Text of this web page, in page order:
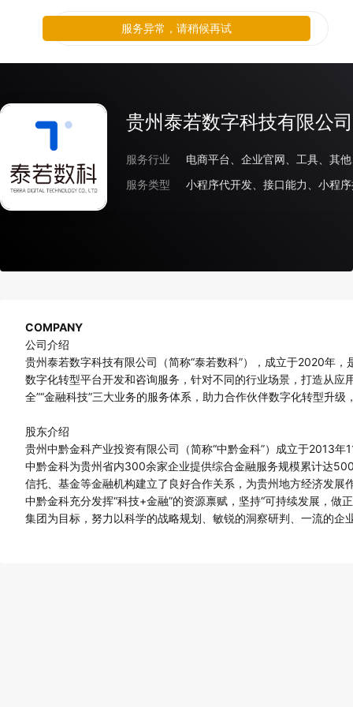
贵州泰若数字科技有限公司
服务行业
电商平台、企业官网、工具、其
服务类型
小程序代开发、接口能力、小程
COMPANY
公司介绍
贵州泰若数字科技有限公司（简称“泰若数科”），成立于2020年
数字化转型平台开发和咨询服务，针对不同的行业场景，打造从应
全”“金融科技”三大业务的服务体系，助力合作伙伴数字化转型升级
股东介绍
贵州中黔金科产业投资有限公司（简称“中黔金科”）成立于2013
中黔金科为贵州省内300余家企业提供综合金融服务规模累计达
信托、基金等金融机构建立了良好合作关系，为贵州地方经济发
中黔金科充分发挥“科技+金融”的资源禀赋，坚持“可持续发展，做
集团为目标，努力以科学的战略规划、敏锐的洞察研判、一流的
服务异常，请稍候再试